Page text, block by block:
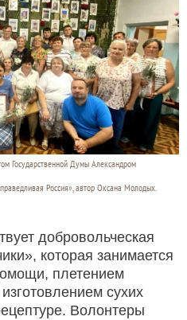
Государственной Думы Александром
Россия», автор Оксана Молодых.
добровольческая
которая занимается
плетением
сухих
Волонтеры